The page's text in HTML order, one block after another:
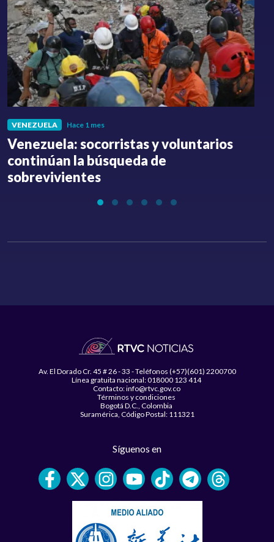
VENEZUELA Hace 1 mes
Venezuela: socorristas y voluntarios
continúan la búsqueda de
sobrevivientes
Av. El Dorado Cr. 45 # 26 - 33 - Teléfonos (+57)(601) 2200700
Línea gratuita nacional: 018000 123 414
Contacto: info@rtvc.gov.co
Términos y condiciones
Bogotá D.C., Colombia
Suramérica, Código Postal: 111321
Síguenos en